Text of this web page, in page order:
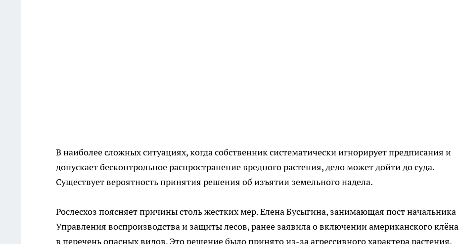
В наиболее сложных ситуациях, когда собственник систематически игнорирует предписания и
допускает бесконтрольное распространение вредного растения, дело может дойти до суда.
Существует вероятность принятия решения об изъятии земельного надела.
Рослесхоз поясняет причины столь жестких мер. Елена Бусыгина, занимающая пост начальника
Управления воспроизводства и защиты лесов, ранее заявила о включении американского клёна
в перечень опасных видов. Это решение было принято из-за агрессивного характера растения.